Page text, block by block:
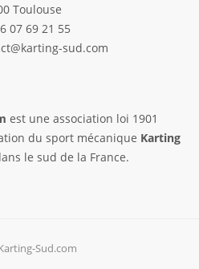
Toulouse
07 69 21 55
sud.com
est une association loi 1901
du sport mécanique Karting
le sud de la France.
Sud.com